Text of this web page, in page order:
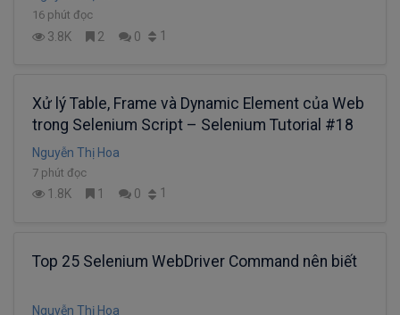
16 phút đọc
3.8K 2 0 1
Xử lý Table, Frame và Dynamic Element của Web
trong Selenium Script – Selenium Tutorial #18
Nguyễn Thị Hoa
7 phút đọc
1.8K 1 0 1
Top 25 Selenium WebDriver Command nên biết
Nguyễn Thị Hoa